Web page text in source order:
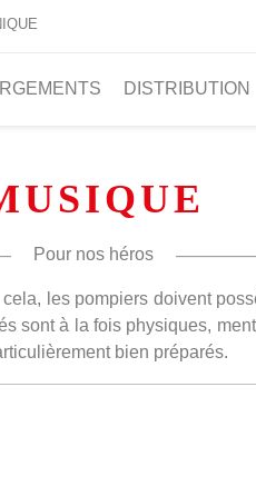
DISTRIBUTION
Pour nos héros
les pompiers doivent
sont à la fois physiques,
bien préparés.